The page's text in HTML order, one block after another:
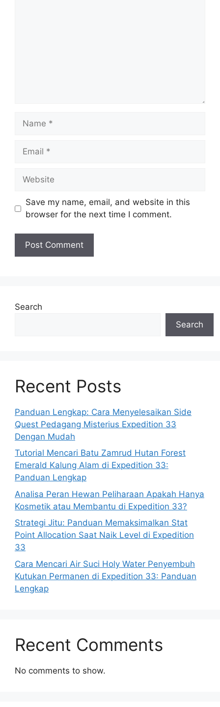
Name
Email
Website
Save my name, email, and website in this
browser for the next time I comment.
Search
Search
Recent Posts
Panduan Lengkap: Cara Menyelesaikan Side
Quest Pedagang Misterius Expedition 33
Dengan Mudah
Tutorial Mencari Batu Zamrud Hutan Forest
Emerald Kalung Alam di Expedition 33:
Panduan Lengkap
Analisa Peran Hewan Peliharaan Apakah Hanya
Kosmetik atau Membantu di Expedition 33?
Strategi Jitu: Panduan Memaksimalkan Stat
Point Allocation Saat Naik Level di Expedition
33
Cara Mencari Air Suci Holy Water Penyembuh
Kutukan Permanen di Expedition 33: Panduan
Lengkap
Recent Comments
No comments to show.